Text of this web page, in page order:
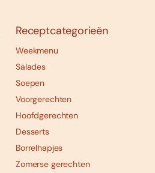
Receptcategorieën
Weekmenu
Salades
Soepen
Voorgerechten
Hoofdgerechten
Desserts
Borrelhapjes
Zomerse gerechten